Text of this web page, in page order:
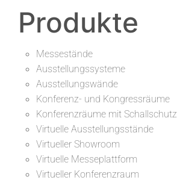
Produkte
Messestände
Ausstellungssysteme
Ausstellungswände
Konferenz- und Kongressräume
Konferenzräume mit Schallschutz
Virtuelle Ausstellungsstände
Virtueller Showroom
Virtuelle Messeplattform
Virtueller Konferenzraum